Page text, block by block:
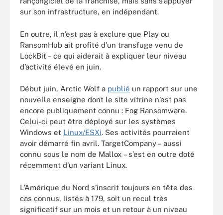
sur son infrastructure, en indépendant.
En outre, il n’est pas à exclure que Play ou
RansomHub ait profité d’un transfuge venu de
LockBit – ce qui aiderait à expliquer leur niveau
d’activité élevé en juin.
Début juin, Arctic Wolf a publié un rapport sur une
nouvelle enseigne dont le site vitrine n’est pas
encore publiquement connu : Fog Ransomware.
Celui-ci peut être déployé sur les systèmes
Windows et Linux/ESXi. Ses activités pourraient
avoir démarré fin avril. TargetCompany – aussi
connu sous le nom de Mallox – s’est en outre doté
récemment d’un variant Linux.
L’Amérique du Nord s’inscrit toujours en tête des
cas connus, listés à 179, soit un recul très
significatif sur un mois et un retour à un niveau